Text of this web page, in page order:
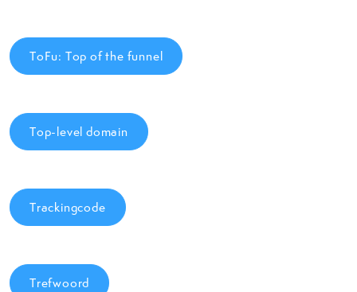
ToFu: Top of the funnel
Top-level domain
Trackingcode
Trefwoord